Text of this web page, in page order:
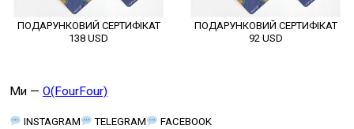
ПОДАРУНКОВИЙ СЕРТИФІКАТ
138 USD
ПОДАРУНКОВИЙ СЕРТИФІКАТ
92 USD
Ми — O(FourFour)
INSTAGRAM TELEGRAM FACEBOOK